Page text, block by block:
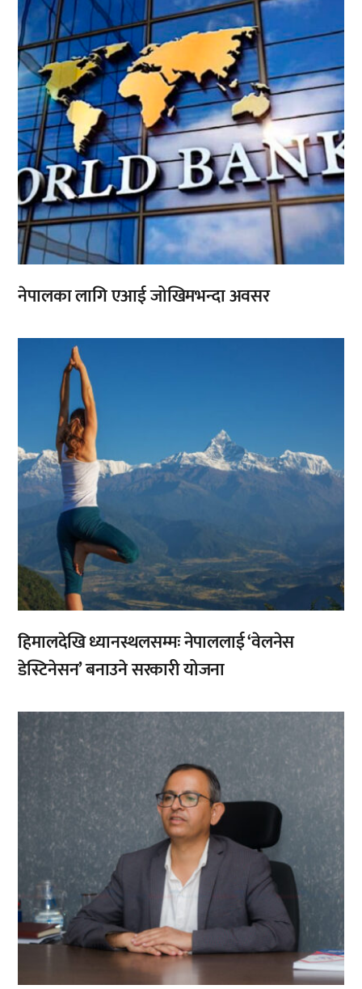
नेपालका लागि एआई जोखिमभन्दा अवसर
हिमालदेखि ध्यानस्थलसम्मः नेपाललाई ‘वेलनेस
डेस्टिनेसन’ बनाउने सरकारी योजना